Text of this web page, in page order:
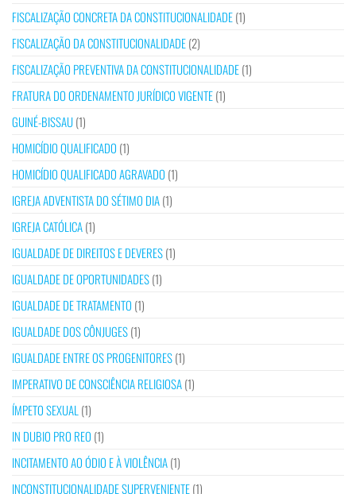
FISCALIZAÇÃO CONCRETA DA CONSTITUCIONALIDADE(1)
FISCALIZAÇÃO DA CONSTITUCIONALIDADE(2)
FISCALIZAÇÃO PREVENTIVA DA CONSTITUCIONALIDADE(1)
FRATURA DO ORDENAMENTO JURÍDICO VIGENTE(1)
GUINÉ-BISSAU(1)
HOMICÍDIO QUALIFICADO (1)
HOMICÍDIO QUALIFICADO AGRAVADO (1)
IGREJA ADVENTISTA DO SÉTIMO DIA(1)
IGREJA CATÓLICA(1)
IGUALDADE DE DIREITOS E DEVERES(1)
IGUALDADE DE OPORTUNIDADES(1)
IGUALDADE DE TRATAMENTO (1)
IGUALDADE DOS CÔNJUGES(1)
IGUALDADE ENTRE OS PROGENITORES(1)
IMPERATIVO DE CONSCIÊNCIA RELIGIOSA(1)
ÍMPETO SEXUAL (1)
IN DUBIO PRO REO (1)
INCITAMENTO AO ÓDIO E À VIOLÊNCIA(1)
INCONSTITUCIONALIDADE SUPERVENIENTE(1)